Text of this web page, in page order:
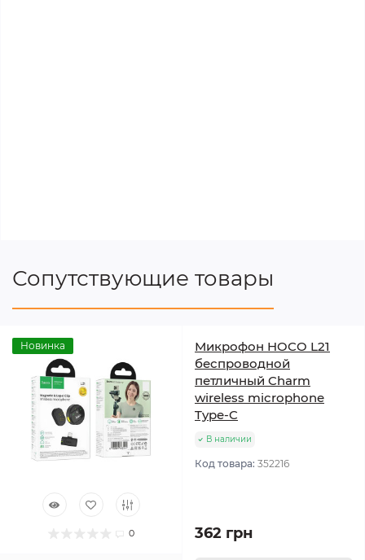
Сопутствующие товары
Новинка
0
Микрофон HOCO L21
беспроводной
петличный Charm
wireless microphone
Type-C
В наличии
Код товара: 352216
362 грн